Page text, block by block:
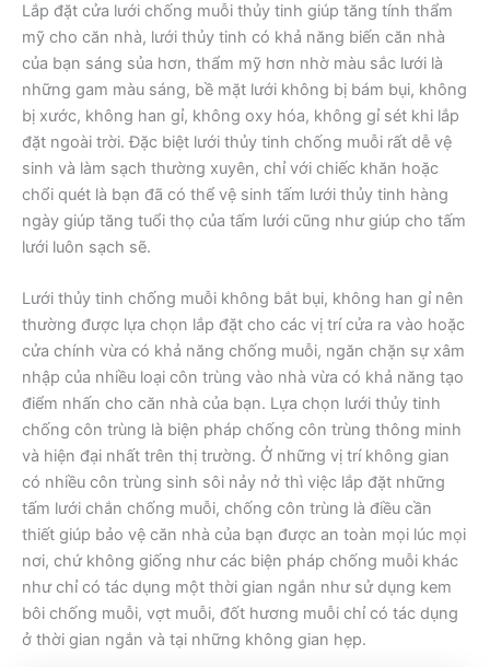
Lắp đặt cửa lưới chống muỗi thủy tinh giúp tăng tính thẩm
mỹ cho căn nhà, lưới thủy tinh có khả năng biến căn nhà
của bạn sáng sủa hơn, thẩm mỹ hơn nhờ màu sắc lưới là
những gam màu sáng, bề mặt lưới không bị bám bụi, không
bị xước, không han gỉ, không oxy hóa, không gỉ sét khi lắp
đặt ngoài trời. Đặc biệt lưới thủy tinh chống muỗi rất dễ vệ
sinh và làm sạch thường xuyên, chỉ với chiếc khăn hoặc
chổi quét là bạn đã có thể vệ sinh tấm lưới thủy tinh hàng
ngày giúp tăng tuổi thọ của tấm lưới cũng như giúp cho tấm
lưới luôn sạch sẽ.
Lưới thủy tinh chống muỗi không bắt bụi, không han gỉ nên
thường được lựa chọn lắp đặt cho các vị trí cửa ra vào hoặc
cửa chính vừa có khả năng chống muỗi, ngăn chặn sự xâm
nhập của nhiều loại côn trùng vào nhà vừa có khả năng tạo
điểm nhấn cho căn nhà của bạn. Lựa chọn lưới thủy tinh
chống côn trùng là biện pháp chống côn trùng thông minh
và hiện đại nhất trên thị trường. Ở những vị trí không gian
có nhiều côn trùng sinh sôi nảy nở thì việc lắp đặt những
tấm lưới chắn chống muỗi, chống côn trùng là điều cần
thiết giúp bảo vệ căn nhà của bạn được an toàn mọi lúc mọi
nơi, chứ không giống như các biện pháp chống muỗi khác
như chỉ có tác dụng một thời gian ngắn như sử dụng kem
bôi chống muỗi, vợt muỗi, đốt hương muỗi chỉ có tác dụng
ở thời gian ngắn và tại những không gian hẹp.